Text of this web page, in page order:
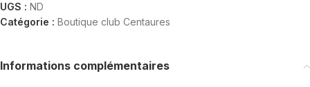
UGS : ND
Catégorie : Boutique club Centaures
Informations complémentaires